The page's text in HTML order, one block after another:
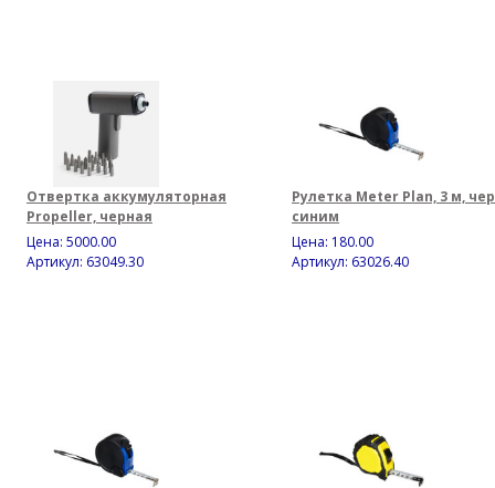
Отвертка аккумуляторная
Propeller, черная
Цена: 5000.00
Артикул: 63049.30
Рулетка Meter Plan, 3 м,
синим
Цена: 180.00
Артикул: 63026.40